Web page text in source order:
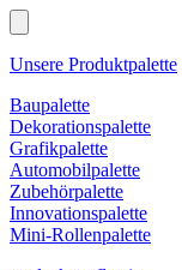
Unsere Produktpalette
Baupalette
Dekorationspalette
Grafikpalette
Automobilpalette
Zubehörpalette
Innovationspalette
Mini-Rollenpalette